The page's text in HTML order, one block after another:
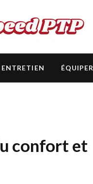
ENTRETIEN ÉQUIPER
confort et